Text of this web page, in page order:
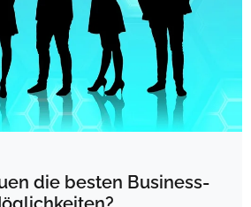
die besten Business-